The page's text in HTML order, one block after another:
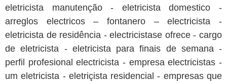
eletricista manutenção - eletricista domestico -
arreglos electricos – fontanero – electricista -
eletricista de residência - electricistase ofrece - cargo
de eletricista - eletricista para finais de semana -
perfil profesional electricista - empresa electricistas -
um eletricista - eletriçista residencial - empresas que